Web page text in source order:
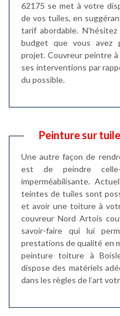
62175 se met à votre
de vos tuiles, en
tarif abordable.
budget que vous avez
projet. Couvreur peintre
ses interventions par
du possible.
Peinture sur
Une autre façon de
est de peindre
imperméabilisante.
teintes de tuiles sont
et avoir une toiture à
couvreur Nord Artois
savoir-faire qui lui
prestations de qualité en
peinture toiture à
dispose des matériels
dans les règles de l’art